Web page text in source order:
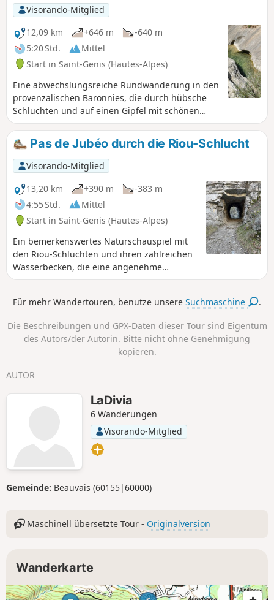
Visorando-Mitglied
12,09 km
+646 m
-640 m
5:20 Std.
Mittel
Start in Saint-Genis (Hautes-Alpes)
Eine abwechslungsreiche Rundwanderung in den
provenzalischen Baronnies, die durch hübsche
Schluchten und auf einen Gipfel mit schönen
Ausblicken führt.
Pas de Jubéo durch die Riou-Schlucht
Visorando-Mitglied
13,20 km
+390 m
-383 m
4:55 Std.
Mittel
Start in Saint-Genis (Hautes-Alpes)
Ein bemerkenswertes Naturschauspiel mit
den Riou-Schluchten und ihren zahlreichen
Wasserbecken, die eine angenehme
Erfrischung garantieren. Und wenn man
sich glatt in dem explosiven Film „Lohn der
Für mehr Wandertouren, benutze unsereSuchmaschine .
Die Beschreibungen und GPX-Daten dieser Tour sind Eigentum
des Autors/der Autorin. Bitte nicht ohne Genehmigung
kopieren.
AUTOR
LaDivia
6 Wanderungen
Visorando-Mitglied
Gemeinde: Beauvais (60155|60000)
Maschinell übersetzte Tour - Originalversion
Wanderkarte